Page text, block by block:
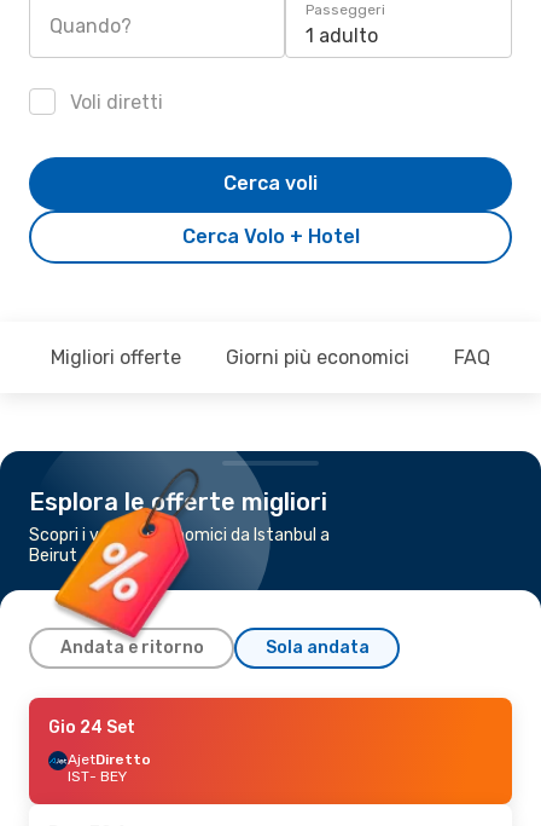
Quando?
Passeggeri
1 adulto
Voli diretti
Cerca Volo + Hotel
Cerca voli
Migliori offerte Giorni più economici FAQ
Esplora le offerte migliori
Scopri i voli più economici da Istanbul a
Beirut
Andata e ritorno Sola andata
Sab 12 Set
AjetDiretto
IST- BEY
BEY- IST
Gio 24 Set
AjetDiretto
IST- BEY